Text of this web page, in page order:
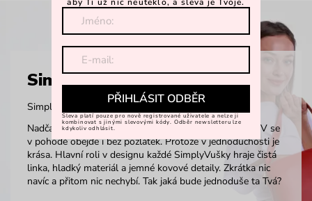
SimplyV
Simple Vušky, Simply Vuch!
Nadčasová, minimalistická a elegantní. Kolekce SimplyV se
v pohodě obejde i bez pozlátek. Protože v jednoduchosti je
krása. Hlavní roli v designu každé SimplyVušky hraje čistá
linka, hladký materiál a jemné kovové detaily. Zkrátka nic
navíc a přitom nic nechybí. Tak jaká bude jednoduše ta Tvá?
PŘIHLÁSIT ODBĚR
Sleva platí pouze pro nově registrované uživatele a nelze ji
kombinovat s jinými slevovými kódy. Odběr newsletteru lze
kdykoliv odhlásit.